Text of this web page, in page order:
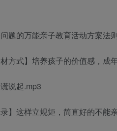
题的万能亲子教育活动方案法
方式】培养孩子的价值感，成
说起.mp3
】这样立规矩，简直好的不能